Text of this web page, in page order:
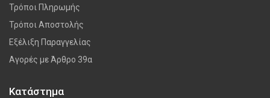
Τρόποι Πληρωμής
Τρόποι Αποστολής
Εξέλιξη Παραγγελίας
Αγορές με Άρθρο 39α
Κατάστημα